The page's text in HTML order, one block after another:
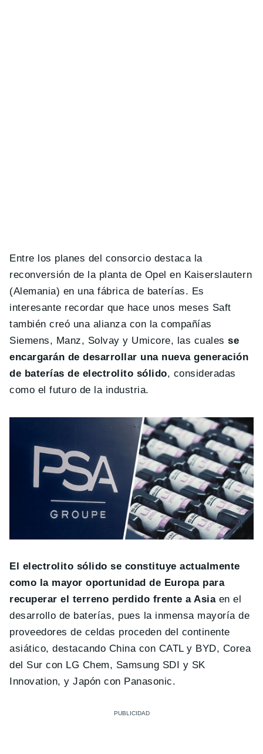
Entre los planes del consorcio destaca la
reconversión de la planta de Opel en Kaiserslautern
(Alemania) en una fábrica de baterías. Es
interesante recordar que hace unos meses Saft
también creó una alianza con la compañías
Siemens, Manz, Solvay y Umicore, las cualesse
encargarán de desarrollar una nueva generación
de baterías de electrolito sólido, consideradas
como el futuro de la industria.
El electrolito sólido se constituye actualmente
como la mayor oportunidad de Europa para
recuperar el terreno perdido frente a Asiaen el
desarrollo de baterías, pues la inmensa mayoría de
proveedores de celdas proceden del continente
asiático, destacando China con CATL y BYD, Corea
del Sur con LG Chem, Samsung SDI y SK
Innovation, y Japón con Panasonic.